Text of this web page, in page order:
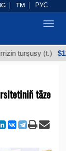
(t.) $12935,18
täze
TM РУС